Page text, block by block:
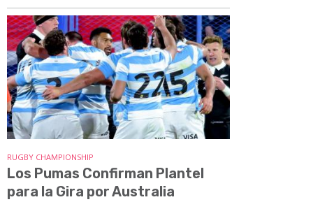
RUGBY CHAMPIONSHIP
Los Pumas Confirman Plantel
para la Gira por Australia